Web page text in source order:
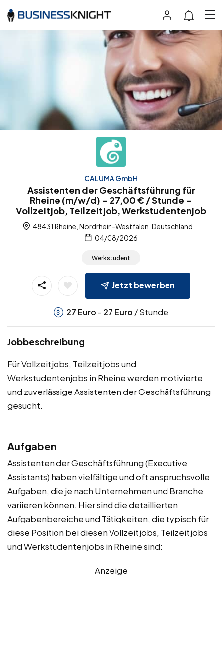
CALUMA GmbH
Assistenten der Geschäftsführung für
Rheine (m/w/d) – 27,00 € / Stunde –
Vollzeitjob, Teilzeitjob, Werkstudentenjob
48431 Rheine, Nordrhein-Westfalen, Deutschland
04/08/2026
Werkstudent
Jetzt bewerben
27 Euro - 27 Euro / Stunde
Jobbeschreibung
Für Vollzeitjobs, Teilzeitjobs und
Werkstudentenjobs in Rheine werden motivierte
und zuverlässige Assistenten der Geschäftsführung
gesucht.
Aufgaben
Assistenten der Geschäftsführung (Executive
Assistants) haben vielfältige und oft anspruchsvolle
Aufgaben, die je nach Unternehmen und Branche
variieren können. Hier sind die detaillierten
Aufgabenbereiche und Tätigkeiten, die typisch für
diese Position bei diesen Vollzeitjobs, Teilzeitjobs
und Werkstudentenjobs in Rheine sind:
Anzeige